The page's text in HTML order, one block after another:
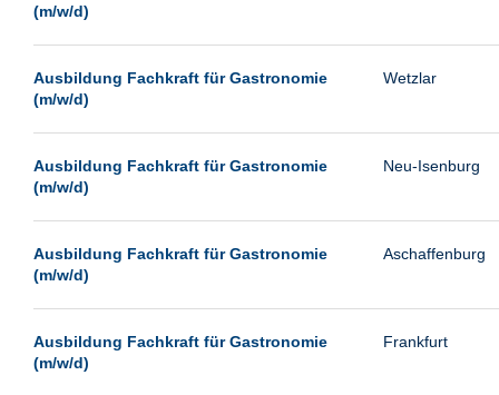
Kassel
Laatzen
Leipzig
Magdeburg
Mannheim
(m/w/d)
Ausbildung Fachkraft für Gastronomie
(m/w/d)
Wetzlar
Ausbildung Fachkraft für Gastronomie
(m/w/d)
Neu-Isenburg
Ausbildung Fachkraft für Gastronomie
(m/w/d)
Aschaffenburg
Ausbildung Fachkraft für Gastronomie
(m/w/d)
Frankfurt